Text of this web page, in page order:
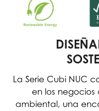
La Serie Cubi NUC
en los
ambiental, una